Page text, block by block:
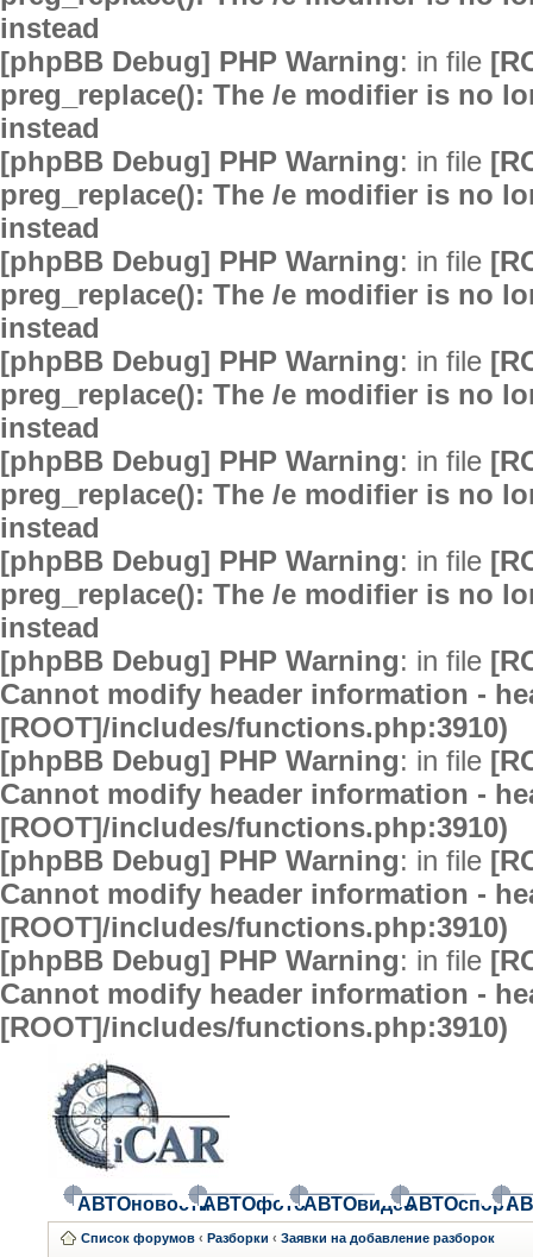
instead
[phpBB Debug] PHP Warning: in file
preg_replace(): The /e modifier is no
instead
[phpBB Debug] PHP Warning: in file
preg_replace(): The /e modifier is no
instead
[phpBB Debug] PHP Warning: in file
preg_replace(): The /e modifier is no
instead
[phpBB Debug] PHP Warning: in file
preg_replace(): The /e modifier is no
instead
[phpBB Debug] PHP Warning: in file
preg_replace(): The /e modifier is no
instead
[phpBB Debug] PHP Warning: in file
preg_replace(): The /e modifier is no
instead
[phpBB Debug] PHP Warning: in file
Cannot modify header information -
[ROOT]/includes/functions.php:3910)
[phpBB Debug] PHP Warning: in file
Cannot modify header information -
[ROOT]/includes/functions.php:3910)
[phpBB Debug] PHP Warning: in file
Cannot modify header information -
[ROOT]/includes/functions.php:3910)
[phpBB Debug] PHP Warning: in file
Cannot modify header information -
[ROOT]/includes/functions.php:3910)
АВТОновостиАВТОфотоАВТОвидеоАВТОспорт
Список форумов ‹ Разборки ‹ Заявки на добавление разборок